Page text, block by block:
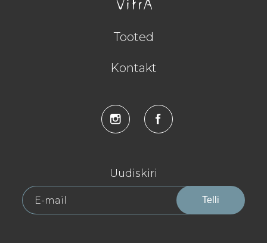
Tooted
Kontakt
Uudiskiri